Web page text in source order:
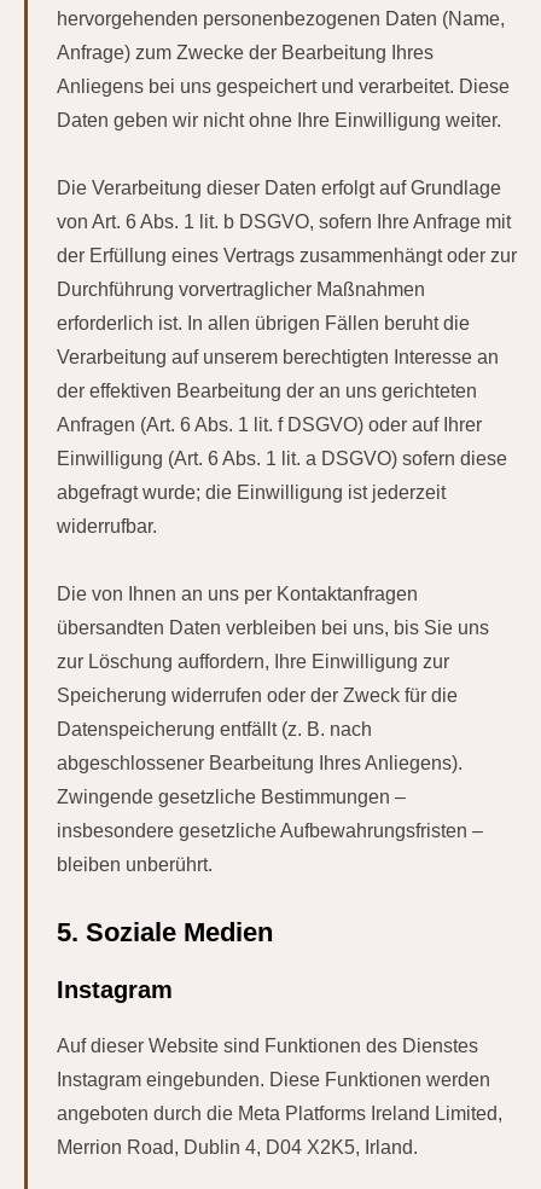
hervorgehenden personenbezogenen Daten (Name,
Anfrage) zum Zwecke der Bearbeitung Ihres
Anliegens bei uns gespeichert und verarbeitet. Diese
Daten geben wir nicht ohne Ihre Einwilligung weiter.
Die Verarbeitung dieser Daten erfolgt auf Grundlage
von Art. 6 Abs. 1 lit. b DSGVO, sofern Ihre Anfrage mit
der Erfüllung eines Vertrags zusammenhängt oder zur
Durchführung vorvertraglicher Maßnahmen
erforderlich ist. In allen übrigen Fällen beruht die
Verarbeitung auf unserem berechtigten Interesse an
der effektiven Bearbeitung der an uns gerichteten
Anfragen (Art. 6 Abs. 1 lit. f DSGVO) oder auf Ihrer
Einwilligung (Art. 6 Abs. 1 lit. a DSGVO) sofern diese
abgefragt wurde; die Einwilligung ist jederzeit
widerrufbar.
Die von Ihnen an uns per Kontaktanfragen
übersandten Daten verbleiben bei uns, bis Sie uns
zur Löschung auffordern, Ihre Einwilligung zur
Speicherung widerrufen oder der Zweck für die
Datenspeicherung entfällt (z. B. nach
abgeschlossener Bearbeitung Ihres Anliegens).
Zwingende gesetzliche Bestimmungen –
insbesondere gesetzliche Aufbewahrungsfristen –
bleiben unberührt.
5. Soziale Medien
Instagram
Auf dieser Website sind Funktionen des Dienstes
Instagram eingebunden. Diese Funktionen werden
angeboten durch die Meta Platforms Ireland Limited,
Merrion Road, Dublin 4, D04 X2K5, Irland.